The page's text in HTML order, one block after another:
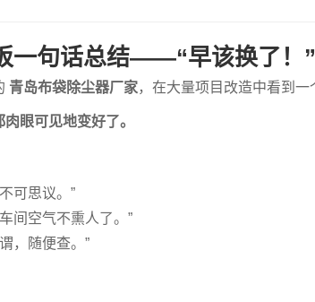
一句话总结——“早该换了！”
青岛布袋除尘器厂家，在大量项目改造中看到一
眼可见地变好了。
可思议。”
间空气不熏人了。”
，随便查。”